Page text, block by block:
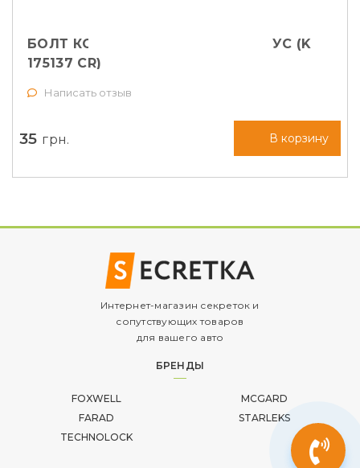
БОЛТ КОЛЕСНЫЙ M12X1,5X35 КОНУС (K
175137 CR)
Написать отзыв
35 грн. В корзину
Интернет-магазин секреток и
сопутствующих товаров
для вашего авто
БРЕНДЫ
FOXWELL
MCGARD
FARAD
STARLEKS
TECHNOLOCK